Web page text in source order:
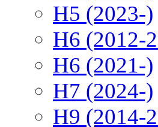
H5 (2023-)
H6 (2012-
H6 (2021-)
H7 (2024-)
H9 (2014-